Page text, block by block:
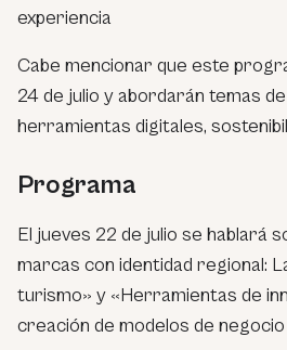
experiencia
Cabe mencionar que este
24 de julio y abordarán temas
herramientas digitales,
Programa
El jueves 22 de julio se hablará
marcas con identidad regional:
turismo» y «Herramientas de
creación de modelos de